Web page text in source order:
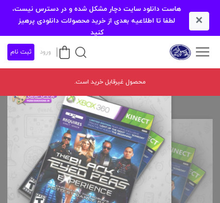
×
هاست دانلود سایت دچار مشکل شده و در دسترس نیست،
لطفا تا اطلاعیه بعدی از خرید محصولات دانلودی پرهیز
کنید
ورود ثبت نام
محصول غیرقابل خرید است.